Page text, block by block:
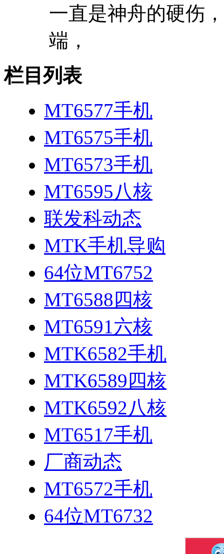
一直是神舟的硬伤
端，
栏目列表
MT6577手机
MT6575手机
MT6573手机
MT6595八核
联发科动态
MTK手机导购
64位MT6752
MT6588四核
MT6591六核
MTK6582手机
MTK6589四核
MTK6592八核
MT6517手机
厂商动态
MT6572手机
64位MT6732